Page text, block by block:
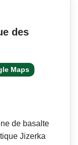
des
Maps
de basalte
Jizerka